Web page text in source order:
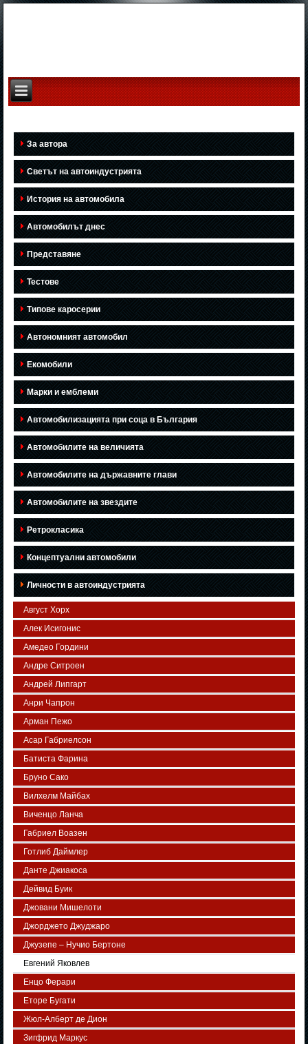
За автора
Светът на автоиндустрията
История на автомобила
Автомобилът днес
Представяне
Тестове
Типове каросерии
Автономният автомобил
Екомобили
Марки и емблеми
Автомобилизацията при соца в България
Автомобилите на величията
Автомобилите на държавните глави
Автомобилите на звездите
Ретрокласика
Концептуални автомобили
Личности в автоиндустрията
Август Хорх
Алек Исигонис
Амедео Гордини
Андре Ситроен
Андрей Липгарт
Анри Чапрон
Арман Пежо
Асар Габриелсон
Батиста Фарина
Бруно Сако
Вилхелм Майбах
Виченцо Ланча
Габриел Воазен
Готлиб Даймлер
Данте Джиакоса
Дейвид Буик
Джовани Мишелоти
Джорджето Джуджаро
Джузепе – Нучио Бертоне
Евгений Яковлев
Енцо Ферари
Еторе Бугати
Жюл-Алберт де Дион
Зигфрид Маркус